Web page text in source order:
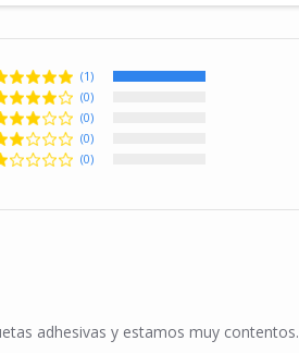
(1)
(0)
(0)
(0)
(0)
adhesivas y estamos muy contentos.